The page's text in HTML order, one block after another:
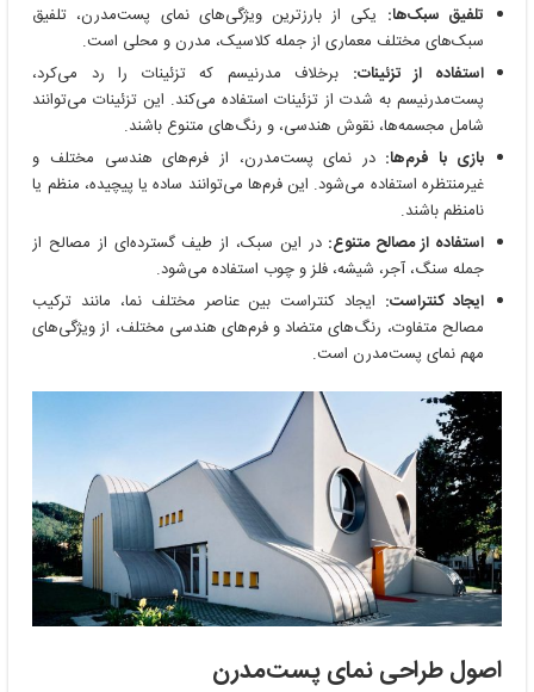
تلفیق سبک‌ها: یکی از بارزترین ویژگی‌های نمای پست‌مدرن، تلفیق
سبک‌های مختلف معماری از جمله کلاسیک، مدرن و محلی است.
استفاده از تزئینات: برخلاف مدرنیسم که تزئینات را رد می‌کرد،
پست‌مدرنیسم به شدت از تزئینات استفاده می‌کند. این تزئینات می‌توانند
شامل مجسمه‌ها، نقوش هندسی، و رنگ‌های متنوع باشند.
بازی با فرم‌ها: در نمای پست‌مدرن، از فرم‌های هندسی مختلف و
غیرمنتظره استفاده می‌شود. این فرم‌ها می‌توانند ساده یا پیچیده، منظم یا
نامنظم باشند.
استفاده از مصالح متنوع: در این سبک، از طیف گسترده‌ای از مصالح از
جمله سنگ، آجر، شیشه، فلز و چوب استفاده می‌شود.
ایجاد کنتراست: ایجاد کنتراست بین عناصر مختلف نما، مانند ترکیب
مصالح متفاوت، رنگ‌های متضاد و فرم‌های هندسی مختلف، از ویژگی‌های
مهم نمای پست‌مدرن است.
اصول طراحی نمای پست‌مدرن